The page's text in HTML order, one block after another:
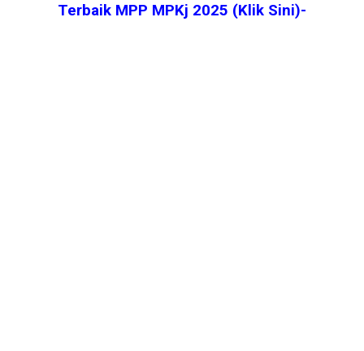
Terbaik MPP MPKj 2025 (Klik Sini)-